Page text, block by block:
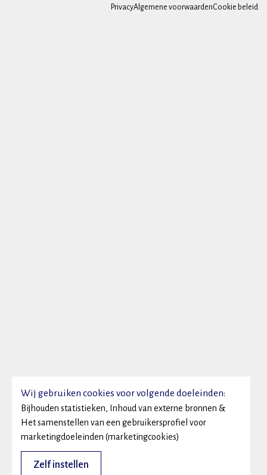
PrivacyAlgemene voorwaardenCookie beleid
Wij gebruiken cookies voor volgende doeleinden:
Bijhouden statistieken, Inhoud van externe bronnen &
Het samenstellen van een gebruikersprofiel voor
marketingdoeleinden (marketingcookies)
Zelf instellen